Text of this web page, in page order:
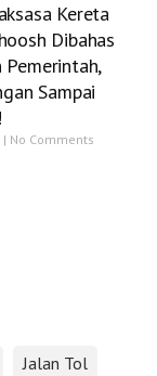
Kereta
Dibahas
Pemerintah,
Sampai
No Comments
Jalan Tol